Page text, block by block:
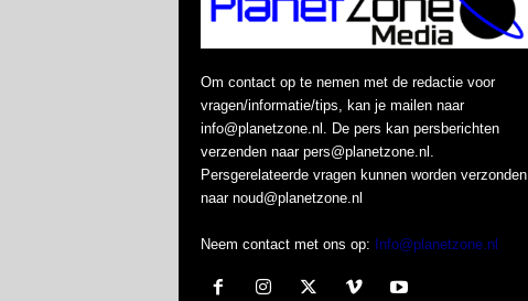
Om contact op te nemen met de redactie voor
vragen/informatie/tips, kan je mailen naar
info@planetzone.nl. De pers kan persberichten
verzenden naar pers@planetzone.nl.
Persgerelateerde vragen kunnen worden verzonden
naar noud@planetzone.nl
Neem contact met ons op: Info@planetzone.nl